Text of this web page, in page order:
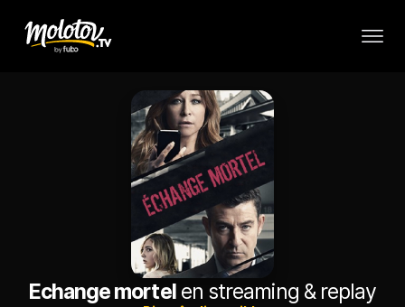
Echange mortelen streaming & replay